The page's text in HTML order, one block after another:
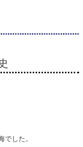
でした。